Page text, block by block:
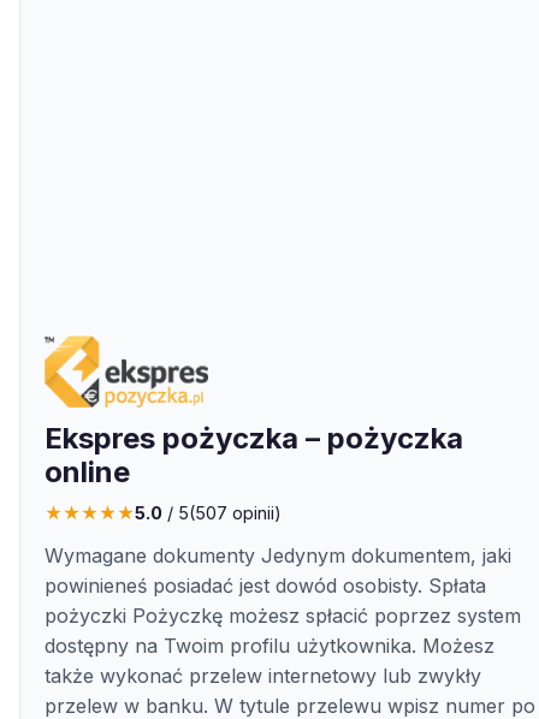
Ekspres pożyczka – pożyczka
online
★★★★★5.0 / 5(507 opinii)
Wymagane dokumenty Jedynym dokumentem, jaki
powinieneś posiadać jest dowód osobisty. Spłata
pożyczki Pożyczkę możesz spłacić poprzez system
dostępny na Twoim profilu użytkownika. Możesz
także wykonać przelew internetowy lub zwykły
przelew w banku. W tytule przelewu wpisz numer po